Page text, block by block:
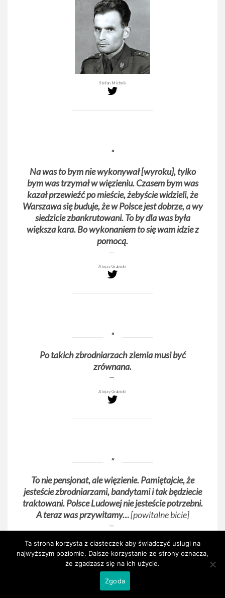
Stefan Michnik
Na was to bym nie wykonywał [wyroku], tylko
bym was trzymał w więzieniu. Czasem bym was
kazał przewieźć po mieście, żebyście widzieli, że
Warszawa się buduje, że w Polsce jest dobrze, a wy
siedzicie zbankrutowani. To by dla was była
większa kara. Bo wykonaniem to się wam idzie z
pomocą.
Alojzy Grabicki
Po takich zbrodniarzach ziemia musi być
zrównana.
Alojzy Grabicki
To nie pensjonat, ale więzienie. Pamiętajcie, że
jesteście zbrodniarzami, bandytami i tak będziecie
traktowani. Polsce Ludowej nie jesteście potrzebni.
A teraz was przywitamy…[powitalne bicie]
Oficer straży więziennej we Wronkach
Ta strona korzysta z ciasteczek aby świadczyć usługi na
najwyższym poziomie. Dalsze korzystanie ze strony oznacza,
że zgadzasz się na ich użycie.
Zgoda